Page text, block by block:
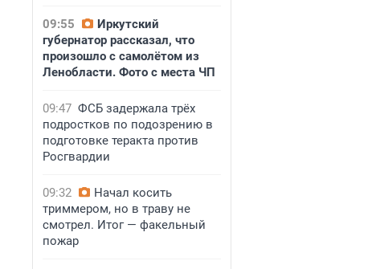
09:55
Иркутский
губернатор рассказал, что
произошло с самолётом из
Ленобласти. Фото с места ЧП
09:47 ФСБ задержала трёх
подростков по подозрению в
подготовке теракта против
Росгвардии
09:32
Начал косить
триммером, но в траву не
смотрел. Итог — факельный
пожар